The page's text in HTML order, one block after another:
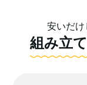
安いだけ
組み立